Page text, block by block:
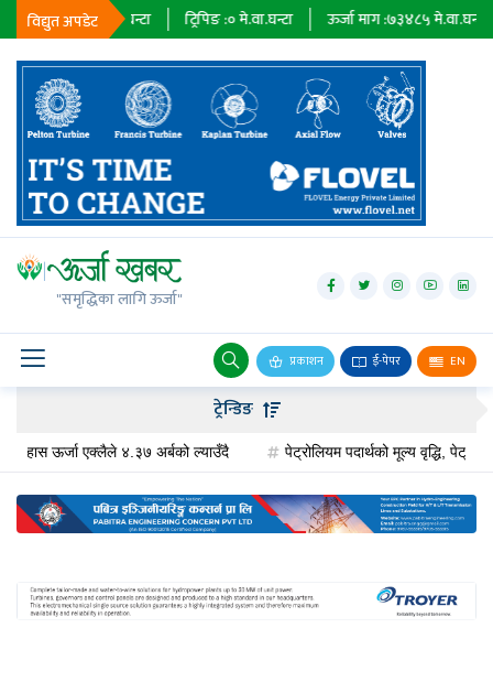
विद्युत अपडेट
मे.वा.घन्टा ट्रिपिङ : मे.वा.घन्टा ऊर्जा माग :७३४८५मे.वा.घन्टा
"समृद्धिका लागि ऊर्जा"
प्रकाशन ई-पेपर EN
जलविद्युत्
सोलार
वायु
बायोग्यास
पेट्रोलियम
अन्तर्राष्ट्रिय
ऊर्जा
दक्षता
ट्रेन्डिङ
ऊर्जा एक्लैले ४.३७ अर्बको ल्याउँदै पेट्रोलियम पदार्थको मूल्य वृद्धि, पेट्रोलमा ३